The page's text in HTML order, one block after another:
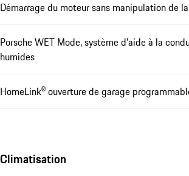
Démarrage du moteur sans manipulation de
Porsche WET Mode, système d'aide à la
humides
HomeLink® ouverture de garage
Climatisation